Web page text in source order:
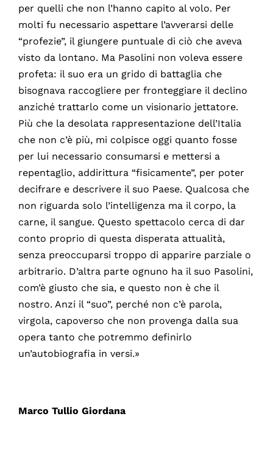
per quelli che non l’hanno capito al volo. Per
molti fu necessario aspettare l’avverarsi delle
“profezie”, il giungere puntuale di ciò che aveva
visto da lontano. Ma Pasolini non voleva essere
profeta: il suo era un grido di battaglia che
bisognava raccogliere per fronteggiare il declino
anziché trattarlo come un visionario jettatore.
Più che la desolata rappresentazione dell’Italia
che non c’è più, mi colpisce oggi quanto fosse
per lui necessario consumarsi e mettersi a
repentaglio, addirittura “fisicamente”, per poter
decifrare e descrivere il suo Paese. Qualcosa che
non riguarda solo l’intelligenza ma il corpo, la
carne, il sangue. Questo spettacolo cerca di dar
conto proprio di questa disperata attualità,
senza preoccuparsi troppo di apparire parziale o
arbitrario. D’altra parte ognuno ha il suo Pasolini,
com’è giusto che sia, e questo non è che il
nostro. Anzi il “suo”, perché non c’è parola,
virgola, capoverso che non provenga dalla sua
opera tanto che potremmo definirlo
un’autobiografia in versi.»
Marco Tullio Giordana